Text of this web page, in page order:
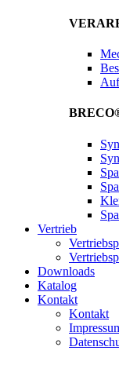
Vertrieb
Downloads
Katalog
Kontakt
Kontakt